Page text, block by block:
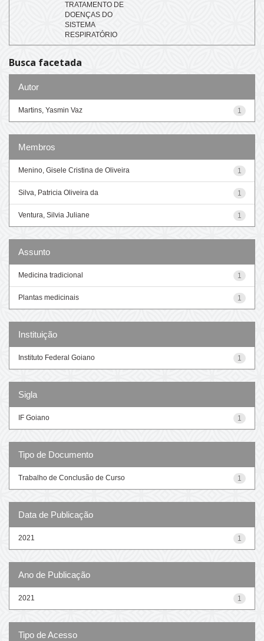
TRATAMENTO DE
DOENÇAS DO
SISTEMA
RESPIRATÓRIO
Busca facetada
Autor
1
Martins, Yasmin Vaz
Membros
1
Menino, Gisele Cristina de Oliveira
1
Silva, Patricia Oliveira da
1
Ventura, Silvia Juliane
Assunto
1
Medicina tradicional
1
Plantas medicinais
Instituição
1
Instituto Federal Goiano
Sigla
1
IF Goiano
Tipo de Documento
1
Trabalho de Conclusão de Curso
Data de Publicação
1
2021
Ano de Publicação
1
2021
Tipo de Acesso